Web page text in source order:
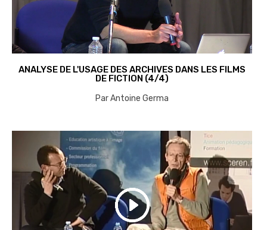
ANALYSE DE L'USAGE DES ARCHIVES DANS LES FILMS
DE FICTION (4/4)
Par Antoine Germa